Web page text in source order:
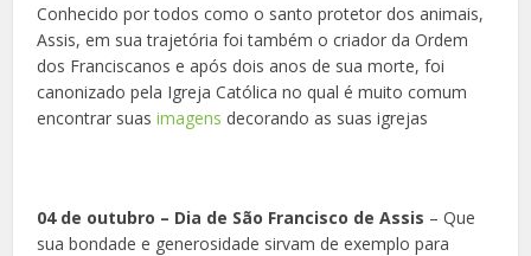
Conhecido por todos como o santo protetor dos animais,
Assis, em sua trajetória foi também o criador da Ordem
dos Franciscanos e após dois anos de sua morte, foi
canonizado pela Igreja Católica no qual é muito comum
encontrar suasimagens decorando as suas igrejas
04 de outubro – Dia de São Francisco de Assis – Que
sua bondade e generosidade sirvam de exemplo para